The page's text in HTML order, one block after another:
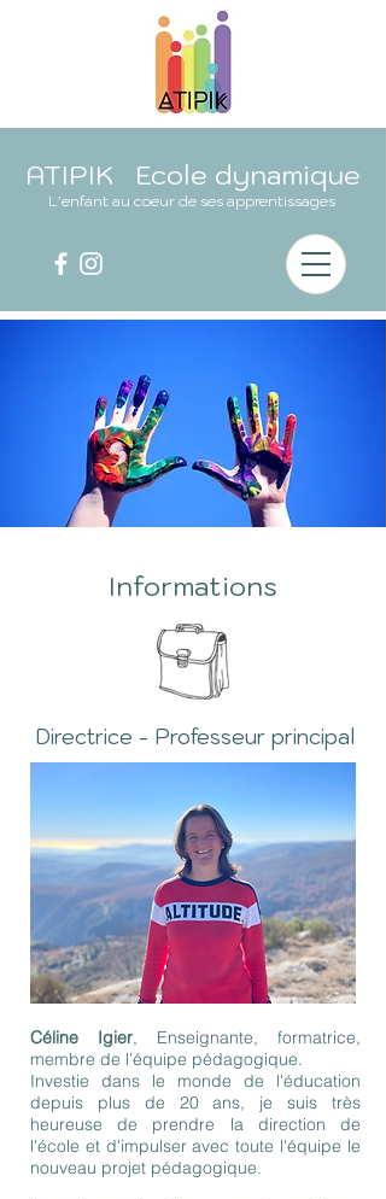
ATIPIK Ecole dynamique
L'enfant au coeur de ses apprentissages
Informations
Directrice - Professeur principal
Céline Igier, Enseignante, formatrice,
membre de l’équipe pédagogique.
Investie dans le monde de l'éducation
depuis plus de 20 ans, je suis très
heureuse de prendre la direction de
l'école et d'impulser avec toute l'équipe le
nouveau projet pédagogique.